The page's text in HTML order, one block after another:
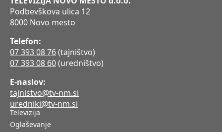
Podbevškova ulica 12
8000 Novo mesto
Telefon:
07 393 08 76(tajništvo)
07 393 08 60(uredništvo)
E-naslov:
tajnistvo@tv-nm.si
uredniki@tv-nm.si
Televizija
Oglaševanje